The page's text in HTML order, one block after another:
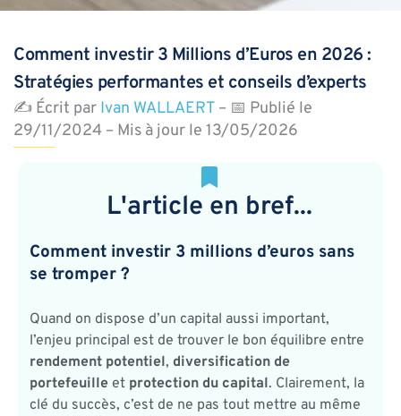
Comment investir 3 Millions d’Euros en 2026 :
Stratégies performantes et conseils d’experts
✍️ Écrit par Ivan WALLAERT – 📅 Publié le
29/11/2024 – Mis à jour le 13/05/2026
L'article en bref...
Comment investir 3 millions d’euros sans
se tromper ?
Quand on dispose d’un capital aussi important,
l’enjeu principal est de trouver le bon équilibre entre
rendement potentiel, diversification de
portefeuille et protection du capital. Clairement, la
clé du succès, c’est de ne pas tout mettre au même